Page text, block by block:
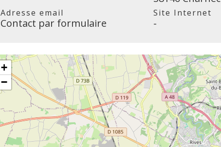
Adresse email
Contact par formulaire
Site Internet
-
+
−